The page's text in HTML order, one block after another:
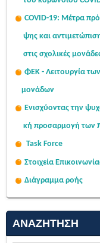
COVID-19: Μέτρα
ψης και
στις σχολικές
ΦΕΚ - Λειτουργία
μονάδων
Ενισχύοντας την
κή προσαρμογή των
Task Force
Στοιχεία
Διάγραμμα ροής
ΑΝΑΖΉΤΗΣΗ